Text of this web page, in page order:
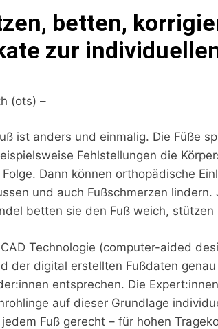
betten,
zur
(ots) –
ist anders und einmalig. Die Füße
Fehlstellungen die
Dann können orthopädische
und auch Fußschmerzen
betten sie den Fuß weich,
Technologie (computer-aided
der digital erstellten Fußdaten
entsprechen. Die
auf dieser Grundlage
Fuß gerecht – für hohen